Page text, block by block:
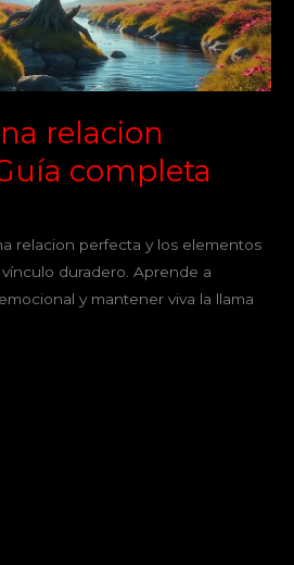
relacion
completa
relacion perfecta y los elementos
duradero. Aprende a
y mantener viva la llama